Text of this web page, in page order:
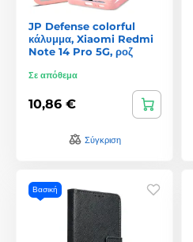
JP Defense colorful
κάλυμμα, Xiaomi Redmi
Note 14 Pro 5G, ροζ
Σε απόθεμα
10,86 €
Σύγκριση
Βασική